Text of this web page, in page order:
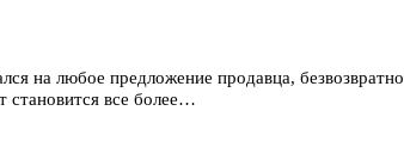
на любое предложение продавца, безвозвратно
становится все более…